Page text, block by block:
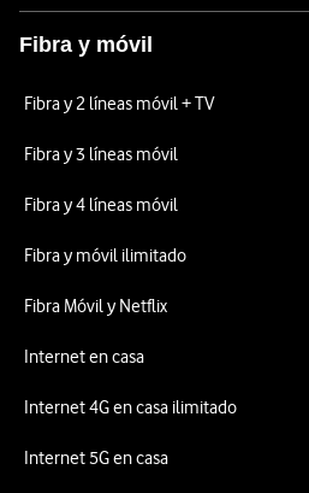
Fibra y móvil
Fibra y 2 líneas móvil + TV
Fibra y 3 líneas móvil
Fibra y 4 líneas móvil
Fibra y móvil ilimitado
Fibra Móvil y Netflix
Internet en casa
Internet 4G en casa ilimitado
Internet 5G en casa